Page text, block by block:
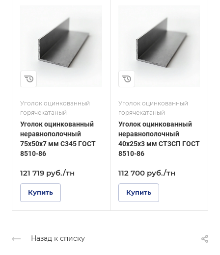
Уголок оцинкованный
горячекатаный
Уголок оцинкованный
неравнополочный
75х50х7 мм С345 ГОСТ
8510-86
121 719 руб./тн
Купить
Неравнополочны
й
Высота, мм
25
СТ3СП
ГОСТ, ТУ
ГОСТ 8510-86
Покрытие
Оцинкованное
Уголок оцинкованный
горячекатаный
Уголок оцинкованный
неравнополочный
40х25х3 мм СТ3СП ГОСТ
8510-86
112 700 руб./тн
Купить
Равнополочный
Высота, мм
200
Толщина, мм
ГОСТ, ТУ
ГОСТ 8509-93
Покрытие
Оцинкованное
Назад к списку